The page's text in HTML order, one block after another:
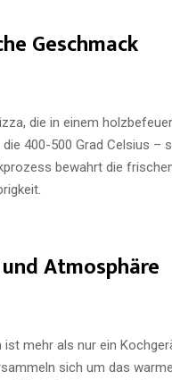
Geschmack
die in einem
400-500 Grad Celsius –
bewahrt die
Atmosphäre
mehr als nur ein
sich um das